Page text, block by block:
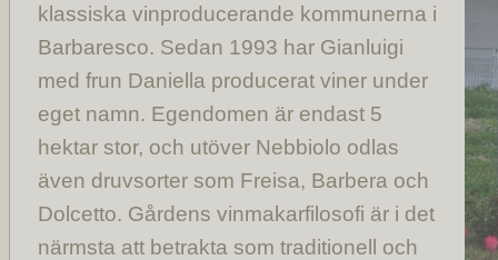
klassiska vinproducerande kommunerna i
Barbaresco. Sedan 1993 har Gianluigi
med frun Daniella producerat viner under
eget namn. Egendomen är endast 5
hektar stor, och utöver Nebbiolo odlas
även druvsorter som Freisa, Barbera och
Dolcetto. Gårdens vinmakarfilosofi är i det
närmsta att betrakta som traditionell och